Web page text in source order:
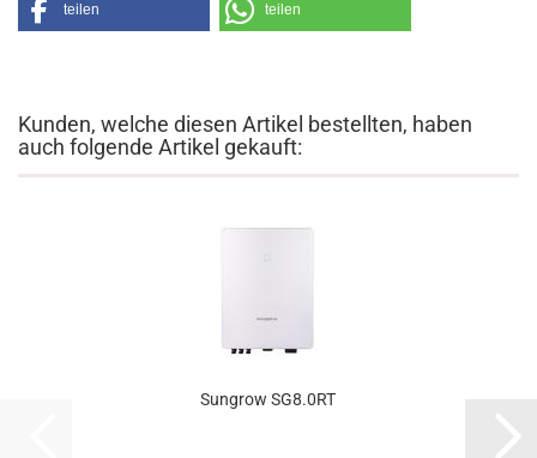
teilen teilen
Kunden, welche diesen Artikel bestellten, haben
auch folgende Artikel gekauft:
Sungrow SG8.0RT